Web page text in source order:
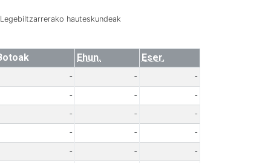
hauteskundeak
Ehun.
Eser.
- -
-
- -
-
- -
-
- -
-
- -
-